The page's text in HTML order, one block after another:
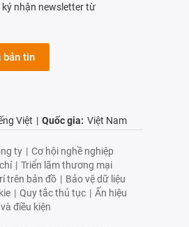
nhận newsletter từ
bản tin
Việt | Quốc gia: Việt Nam
ty | Cơ hội nghề nghiệp
| Triển lãm thương mại
trên bản đồ | Bảo vệ dữ liệu
| Quy tắc thủ tục | Ấn hiệu
điều kiện